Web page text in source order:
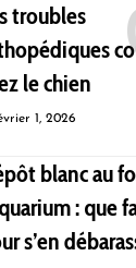
troubles
le chien
1, 2026
blanc au
: que
s’en